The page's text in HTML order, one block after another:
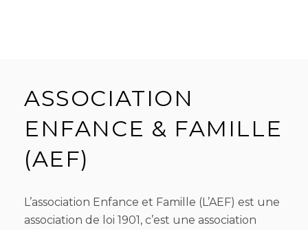
ASSOCIATION
ENFANCE & FAMILLE
(AEF)
L’association Enfance et Famille (L’AEF) est une
association de loi 1901, c’est une association